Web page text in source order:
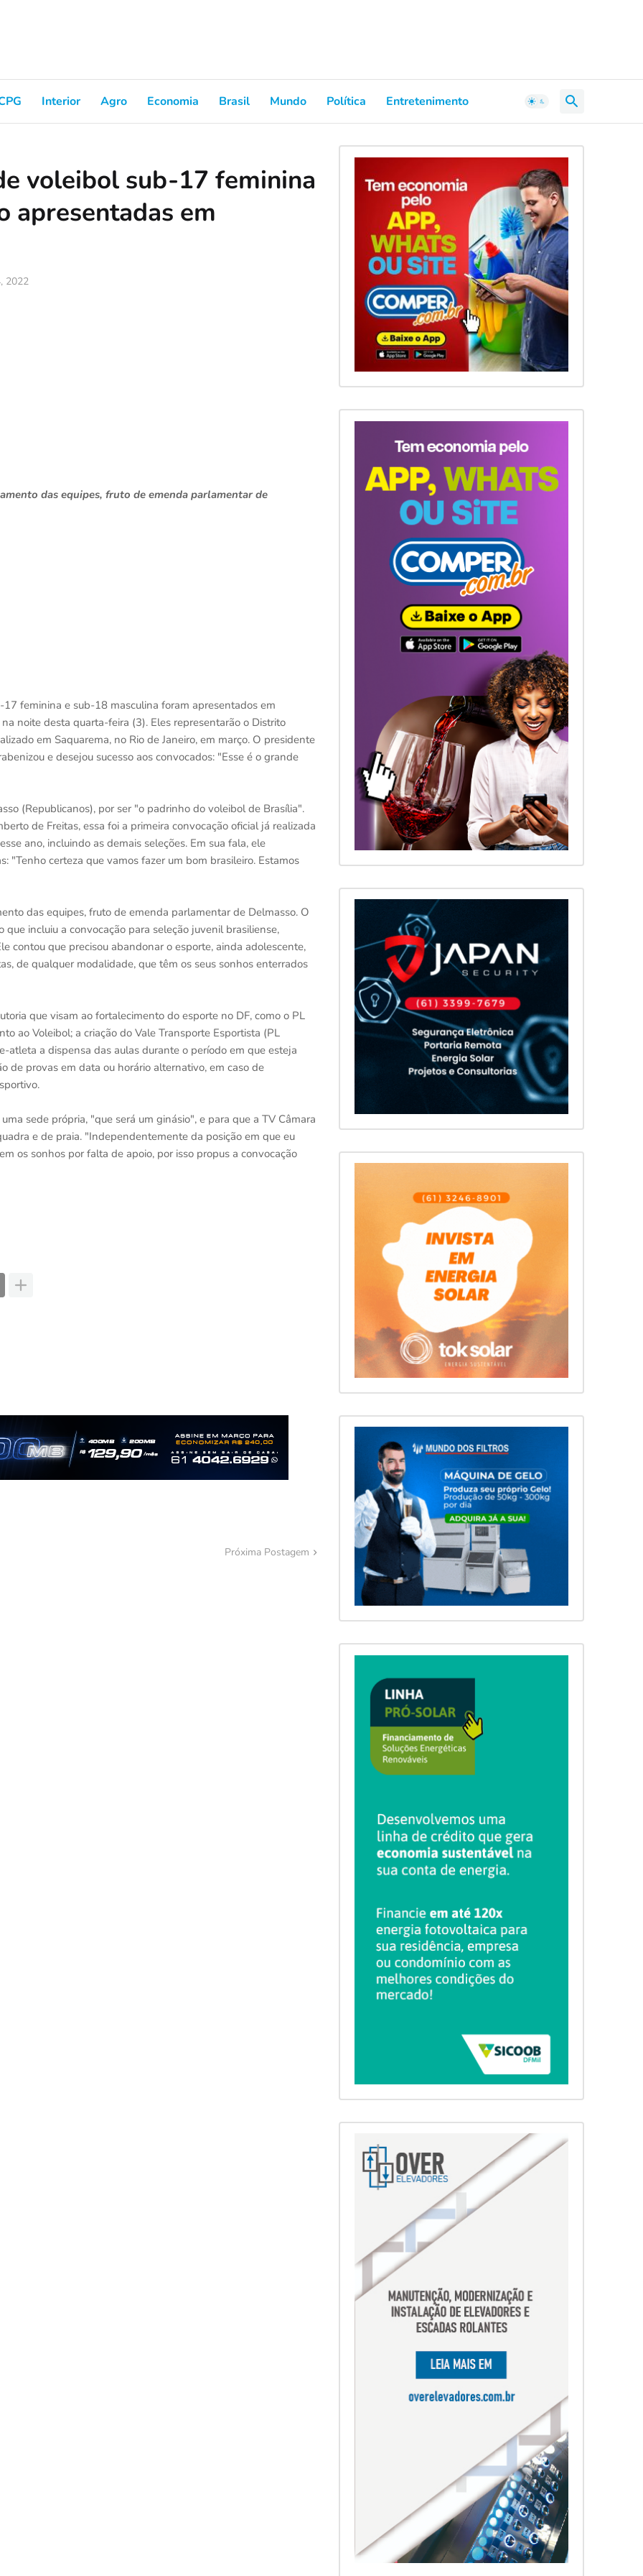
Interior Agro Economia Brasil Mundo Política Entretenimento
voleibol sub-17 feminina
apresentadas em
2022
das equipes, fruto de emenda parlamentar de
feminina e sub-18 masculina foram apresentados em
noite desta quarta-feira (3). Eles representarão o Distrito
em Saquarema, no Rio de Janeiro, em março. O presidente
e desejou sucesso aos convocados: "Esse é o grande
(Republicanos), por ser "o padrinho do voleibol de Brasília".
de Freitas, essa foi a primeira convocação oficial já realizada
ano, incluindo as demais seleções. Em sua fala, ele
"Tenho certeza que vamos fazer um bom brasileiro. Estamos
das equipes, fruto de emenda parlamentar de Delmasso. O
incluiu a convocação para seleção juvenil brasiliense,
contou que precisou abandonar o esporte, ainda adolescente,
de qualquer modalidade, que têm os seus sonhos enterrados
que visam ao fortalecimento do esporte no DF, como o PL
ao Voleibol; a criação do Vale Transporte Esportista (PL
a dispensa das aulas durante o período em que esteja
de provas em data ou horário alternativo, em caso de
sede própria, "que será um ginásio", e para que a TV Câmara
e de praia. "Independentemente da posição em que eu
os sonhos por falta de apoio, por isso propus a convocação
Próxima Postagem